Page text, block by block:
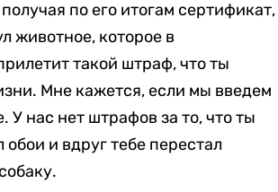
по его итогам сертификат,
животное, которое в
такой штраф, что ты
Мне кажется, если мы введем
нас нет штрафов за то, что ты
и вдруг тебе перестал